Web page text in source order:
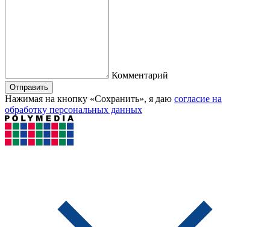
Комментарий
Отправить
Нажимая на кнопку «Сохранить», я даю согласие на
обработку персональных данных